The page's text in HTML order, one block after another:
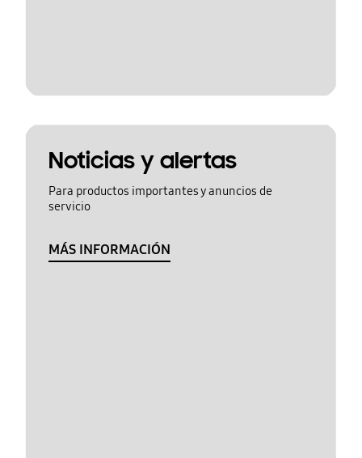
Noticias y alertas
Para productos importantes y anuncios de
servicio
MÁS INFORMACIÓN